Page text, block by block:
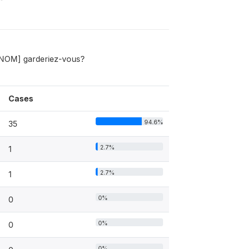
garderiez-vous?
Cases
35 94.6%
1 2.7%
1 2.7%
0 0%
0 0%